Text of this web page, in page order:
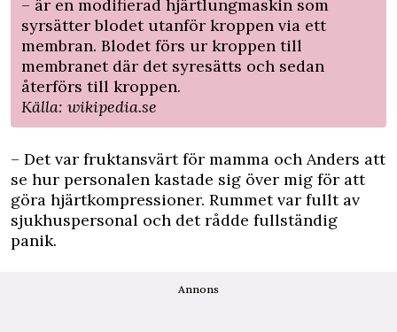
– är en modifierad hjärtlungmaskin som
syrsätter blodet utanför kroppen via ett
membran. Blodet förs ur kroppen till
membranet där det syresätts och sedan
återförs till kroppen.
Källa: wikipedia.se
– Det var fruktansvärt för mamma och Anders att
se hur personalen kastade sig över mig för att
göra hjärtkompressioner. Rummet var fullt av
sjukhuspersonal och det rådde fullständig
panik.
Annons